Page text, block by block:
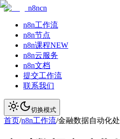
n8ncn
n8n工作流
n8n节点
n8n课程NEW
n8n云服务
n8n文档
提交工作流
联系我们
切换模式
首页/n8n工作流/金融数据自动化